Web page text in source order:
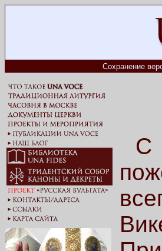
Сохранение